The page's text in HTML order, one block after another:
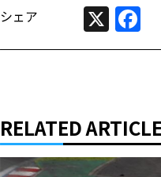
シェア X
RELATED ARTICLE